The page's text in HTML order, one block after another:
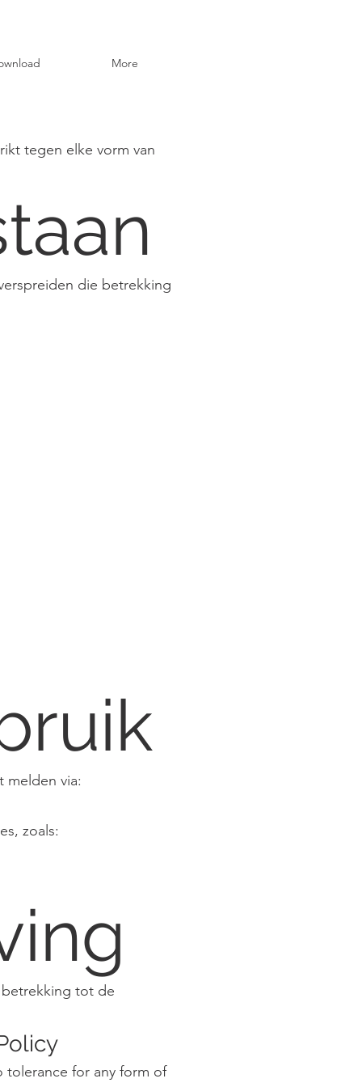
More
tegen elke vorm van
die betrekking
melden via:
zoals:
tot de
tolerance for any form of